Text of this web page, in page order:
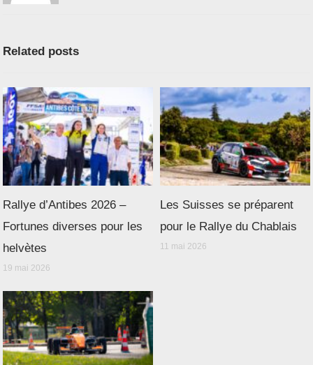
Related posts
Rallye d’Antibes 2026 –
Fortunes diverses pour les
helvètes
19 mai 2026
Les Suisses se préparent
pour le Rallye du Chablais
11 mai 2026